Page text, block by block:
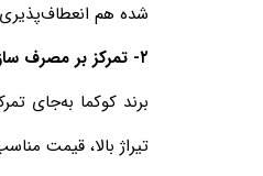
شده هم
۲- تمرکز بر مصرف سازمانی و شرکتی
برند کوکما به‌جای
تیراژ بالا، قیمت